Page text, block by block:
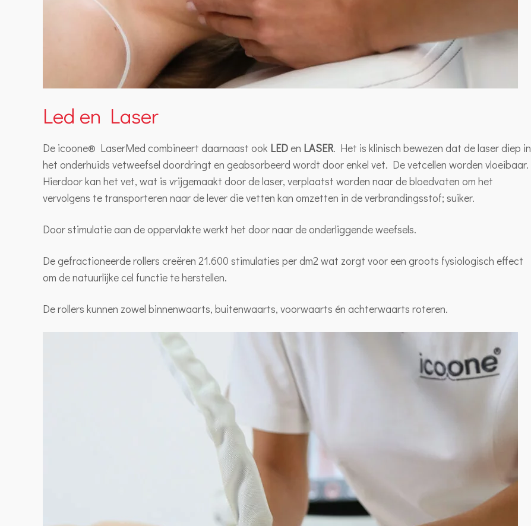
Led en Laser
De icoone® LaserMed combineert daarnaast ook LEDen LASER. Het is klinisch bewezen dat de laser diep in
het onderhuids vetweefsel doordringt en geabsorbeerd wordt door enkel vet. De vetcellen worden vloeibaar.
Hierdoor kan het vet, wat is vrijgemaakt door de laser, verplaatst worden naar de bloedvaten om het
vervolgens te transporteren naar de lever die vetten kan omzetten in de verbrandingsstof; suiker.
Door stimulatie aan de oppervlakte werkt het door naar de onderliggende weefsels.
De gefractioneerde rollers creëren 21.600 stimulaties per dm2 wat zorgt voor een groots fysiologisch effect
om de natuurlijke cel functie te herstellen.
De rollers kunnen zowel binnenwaarts, buitenwaarts, voorwaarts én achterwaarts roteren.